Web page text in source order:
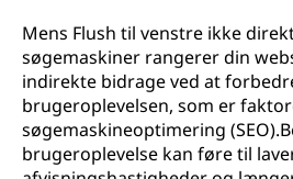
Mens Flush til venstre ikke
søgemaskiner rangerer din
indirekte bidrage ved at
brugeroplevelsen, som er
søgemaskineoptimering
brugeroplevelse kan føre til